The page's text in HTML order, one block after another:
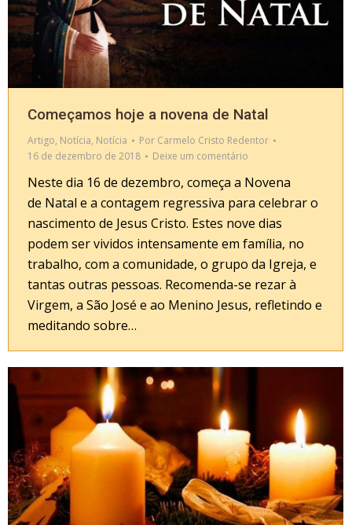
Começamos hoje a novena de Natal
Artigo, Notícia, Notícia Por Carmelo Cristo Redentor
16 de dezembro de 2018
Deixe um comentário
Neste dia 16 de dezembro, começa a Novena
de Natal e a contagem regressiva para celebrar o
nascimento de Jesus Cristo. Estes nove dias
podem ser vividos intensamente em família, no
trabalho, com a comunidade, o grupo da Igreja, e
tantas outras pessoas. Recomenda-se rezar à
Virgem, a São José e ao Menino Jesus, refletindo e
meditando sobre…